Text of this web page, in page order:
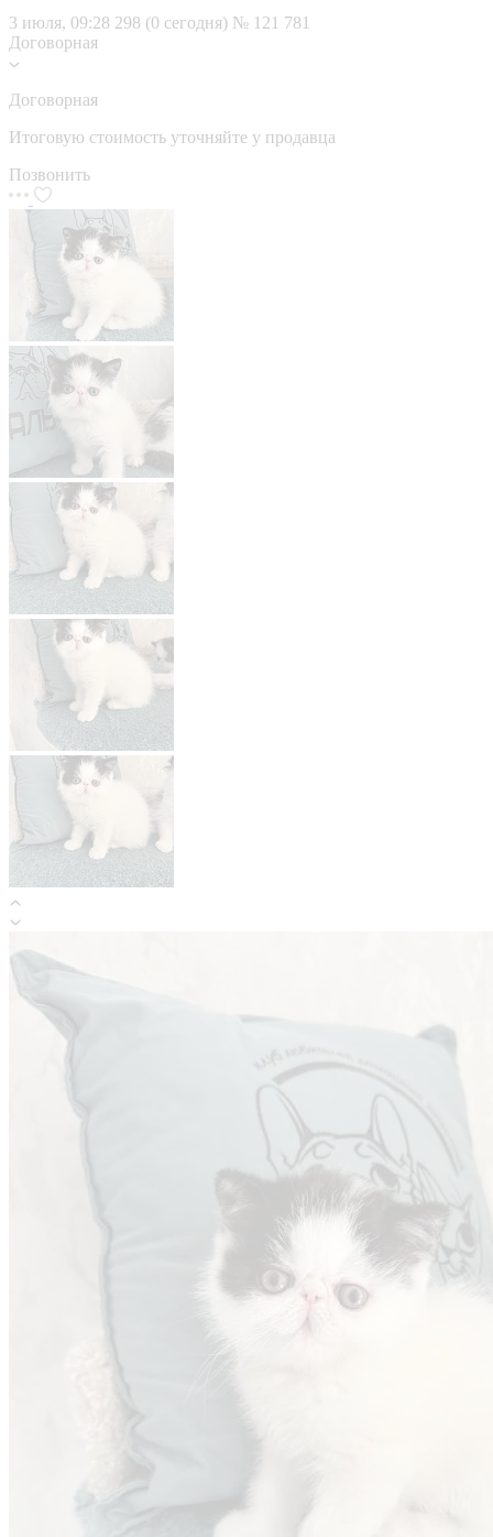
3 июля, 09:28 298 (0 сегодня) № 121 781
Договорная
Договорная
Итоговую стоимость уточняйте у продавца
Позвонить